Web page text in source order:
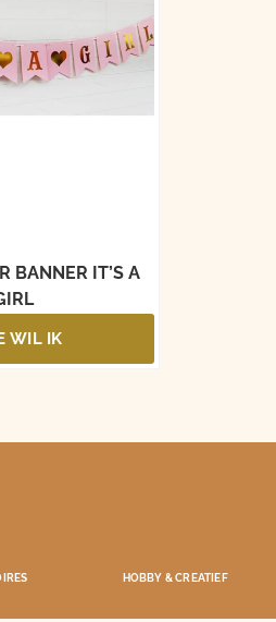
BANNER IT’S A
WIL IK
HOBBY & CREATIEF